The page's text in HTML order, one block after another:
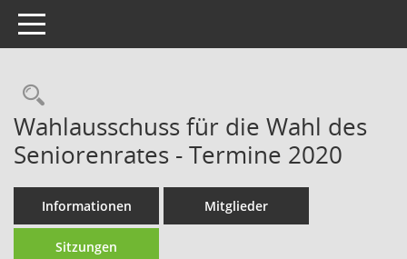
Toggle navigation
Rechercheauswahl
Wahlausschuss für die Wahl des
Seniorenrates - Termine 2020
Informationen Mitglieder
Sitzungen